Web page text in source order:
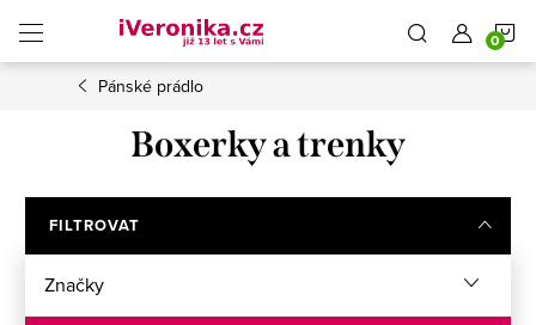
obsah
Pánské prádlo
Boxerky a trenky
FILTROVAT
Značky